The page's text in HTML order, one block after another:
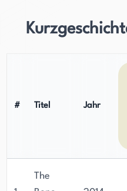
# Titel Jahr
The